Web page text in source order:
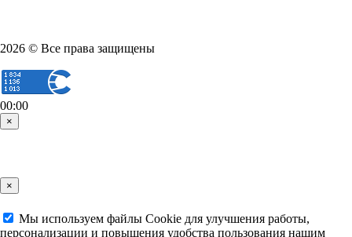
2026 © Все права защищены
00:00
×
×
Мы используем файлы Cookie для улучшения работы,
персонализации и повышения удобства пользования нашим